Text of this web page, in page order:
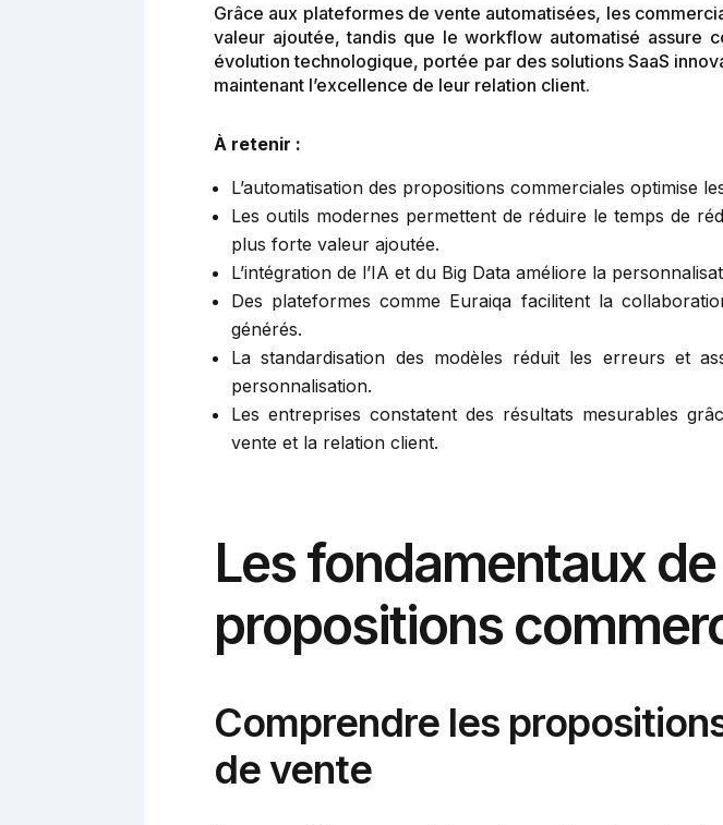
Grâce aux plateformes de vente automatisées, les
valeur ajoutée, tandis que le workflow automatisé assure
évolution technologique, portée par des solutions SaaS
maintenant l’excellence de leur relation client.
À retenir :
L’automatisation des propositions commerciales optimise
Les outils modernes permettent de réduire le temps de
plus forte valeur ajoutée.
L’intégration de l’IA et du Big Data améliore la
Des plateformes comme Euraiqa facilitent la
générés.
La standardisation des modèles réduit les erreurs et
personnalisation.
Les entreprises constatent des résultats mesurables
vente et la relation client.
Les fondamentaux
propositions
Comprendre les
de vente